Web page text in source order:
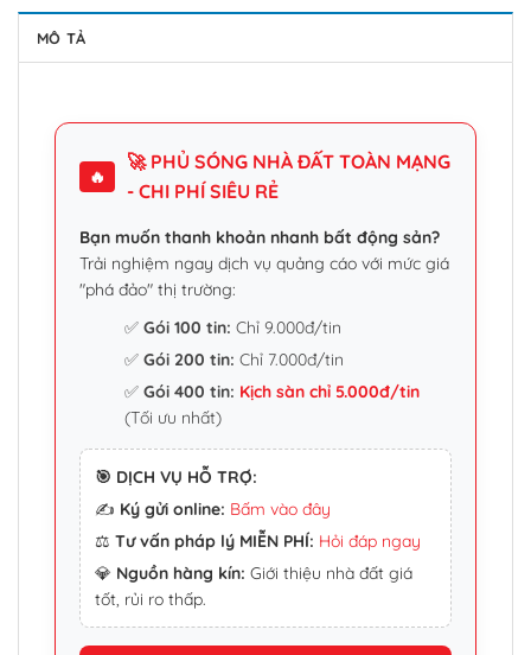
MÔ TẢ
🔥
🚀 PHỦ SÓNG NHÀ ĐẤT TOÀN MẠNG
- CHI PHÍ SIÊU RẺ
Bạn muốn thanh khoản nhanh bất động sản?
Trải nghiệm ngay dịch vụ quảng cáo với mức giá
"phá đảo" thị trường:
✅Gói 100 tin: Chỉ 9.000đ/tin
✅Gói 200 tin: Chỉ 7.000đ/tin
✅Gói 400 tin: Kịch sàn chỉ 5.000đ/tin
(Tối ưu nhất)
🎯 DỊCH VỤ HỖ TRỢ:
✍️ Ký gửi online: Bấm vào đây
⚖️ Tư vấn pháp lý MIỄN PHÍ: Hỏi đáp ngay
💎 Nguồn hàng kín: Giới thiệu nhà đất giá
tốt, rủi ro thấp.